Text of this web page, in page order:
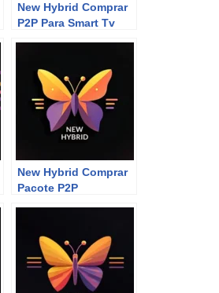
New Hybrid Comprar
P2P Para Smart Tv
New Hybrid Comprar
Pacote P2P